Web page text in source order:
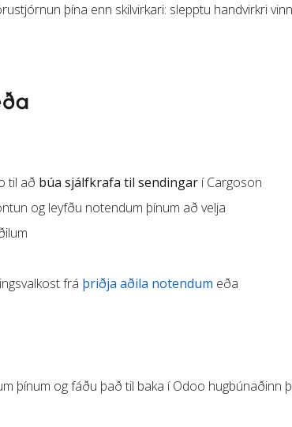
þína enn skilvirkari: slepptu handvirkri
til að búa sjálfkrafa til sendingar í Cargoson
og leyfðu notendum þínum að velja
frá þriðja aðila notendum eða
þínum og fáðu það til baka í Odoo hugbúnaðinn